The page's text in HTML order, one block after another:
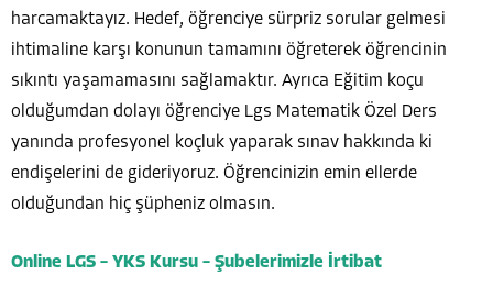
harcamaktayız. Hedef, öğrenciye sürpriz sorular gelmesi
ihtimaline karşı konunun tamamını öğreterek öğrencinin
sıkıntı yaşamamasını sağlamaktır. Ayrıca Eğitim koçu
olduğumdan dolayı öğrenciye Lgs Matematik Özel Ders
yanında profesyonel koçluk yaparak sınav hakkında ki
endişelerini de gideriyoruz. Öğrencinizin emin ellerde
olduğundan hiç şüpheniz olmasın.
Online LGS – YKS Kursu – Şubelerimizle İrtibat